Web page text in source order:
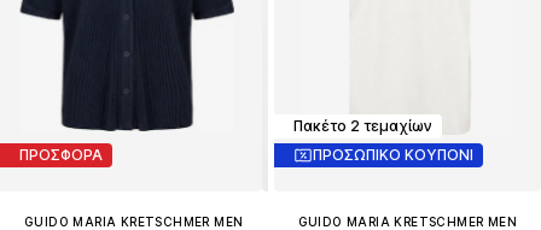
ΠΡΟΣΦΟΡΑ
GUIDO MARIA KRETSCHMER MEN
Πακέτο 2 τεμαχίων
ΠΡΟΣΩΠΙΚΟ ΚΟΥΠΟΝΙ
GUIDO MARIA KRETSCHMER MEN